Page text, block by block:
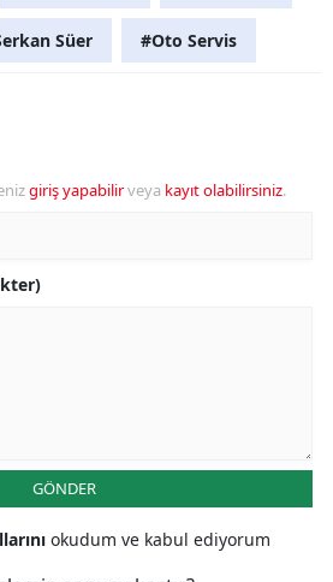
Süer #Oto Servis
giriş yapabilirveya kayıt olabilirsiniz.
GÖNDER
okudum ve kabul ediyorum